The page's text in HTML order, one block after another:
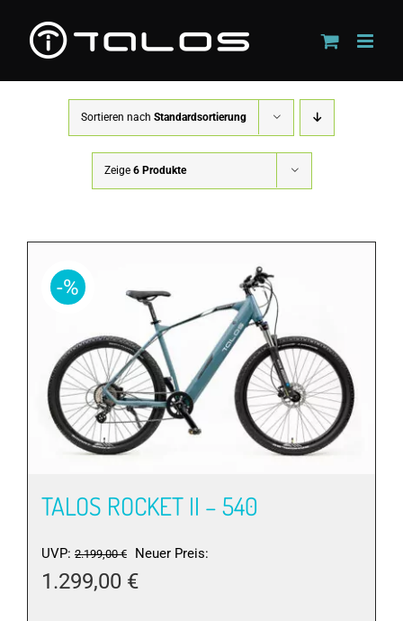
Inhalt
springen
Sortieren nach Standardsortierung
Zeige 6 Produkte
-%
TALOS ROCKET II – 540
UVP: 2.199,00€
Ursprünglicher
Preis
Neuer Preis:
1.299,00 €